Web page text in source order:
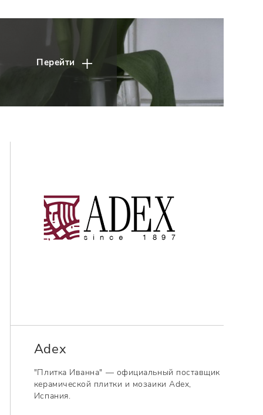
Перейти
Adex
"Плитка Иванна" — официальный поставщик
керамической плитки и мозаики Adex,
Испания.